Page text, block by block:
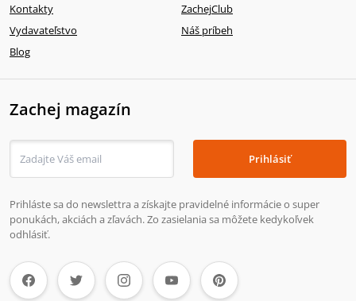
Kontakty
ZachejClub
Vydavateľstvo
Náš príbeh
Blog
Zachej magazín
Prihlásiť
Prihláste sa do newslettra a získajte pravidelné informácie o super
ponukách, akciách a zľavách. Zo zasielania sa môžete kedykoľvek
odhlásiť.